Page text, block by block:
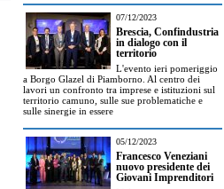
07/12/2023
Brescia, Confindustria
in dialogo con il
territorio
L'evento ieri pomeriggio
a Borgo Glazel di Piamborno. Al centro dei
lavori un confronto tra imprese e istituzioni sul
territorio camuno, sulle sue problematiche e
sulle sinergie in essere
05/12/2023
Francesco Veneziani
nuovo presidente dei
Giovani Imprenditori